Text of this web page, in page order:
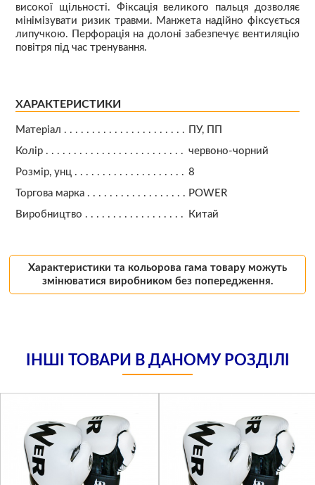
високої щільності. Фіксація великого пальця дозволяє
мінімізувати ризик травми. Манжета надійно фіксується
липучкою. Перфорація на долоні забезпечує вентиляцію
повітря під час тренування.
ХАРАКТЕРИСТИКИ
Матеріал
ПУ, ПП
Колір
червоно-чорний
Розмір, унц
8
Торгова марка
POWER
Виробництво
Китай
Характеристики та кольорова гама товару можуть
змінюватися виробником без попередження.
ІНШІ ТОВАРИ В ДАНОМУ РОЗДІЛІ